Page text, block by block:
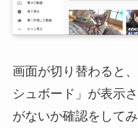
画面が切り替わると
シュボード」が表示
がないか確認をしてみ